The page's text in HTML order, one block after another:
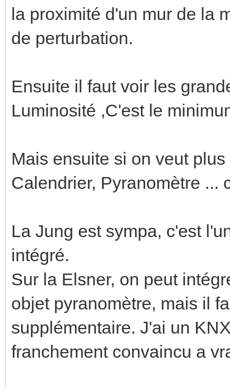
la proximité d'un mur de la
de perturbation.
Ensuite il faut voir les
Luminosité ,C'est le
Mais ensuite si on veut
Calendrier, Pyranomètre ...
La Jung est sympa, c'est
intégré.
Sur la Elsner, on peut
objet pyranomètre, mais il
supplémentaire. J'ai un
franchement convaincu a